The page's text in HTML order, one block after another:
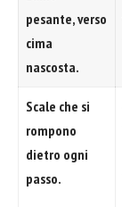
pesante, verso
cima
nascosta.
Scale che si
rompono
dietro ogni
passo.